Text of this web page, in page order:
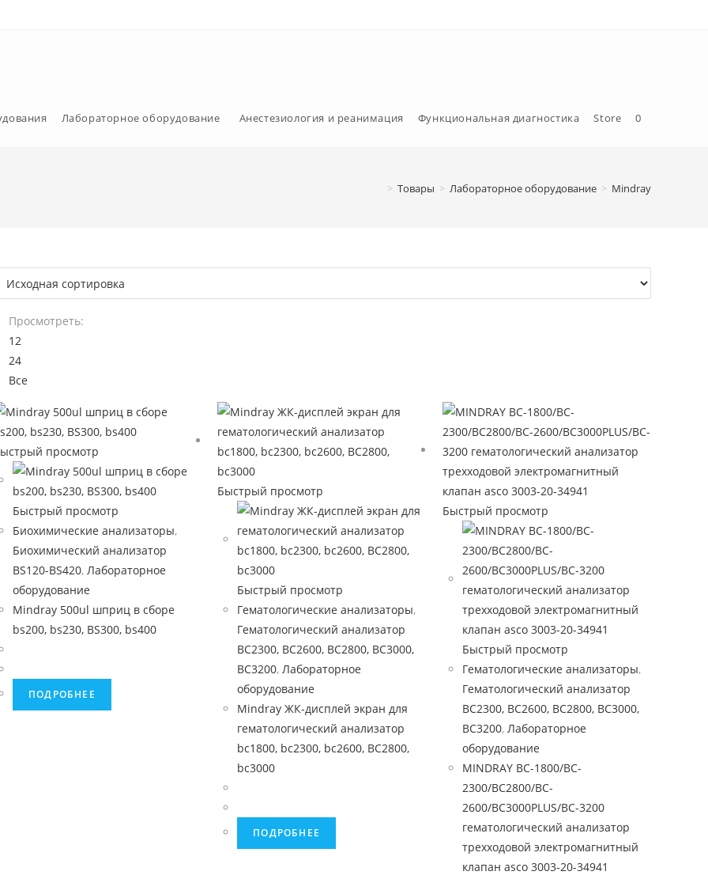
Лабораторное оборудование Анестезиология и реанимация Функциональная диагностика Store 0
> Товары > Лабораторное оборудование > Mindray
Просмотреть:
12
24
Все
просмотр
Быстрый просмотр
Биохимические анализаторы,
Биохимический анализатор
BS120-BS420, Лабораторное
оборудование
Mindray 500ul шприц в сборе
bs200, bs230, BS300, bs400
ПОДРОБНЕЕ
Быстрый просмотр
Быстрый просмотр
Гематологические анализаторы,
Гематологический анализатор
BC2300, BC2600, BC2800, BC3000,
BC3200,Лабораторное
оборудование
Mindray ЖК-дисплей экран для
гематологический анализатор
bc1800, bc2300, bc2600, BC2800,
bc3000
ПОДРОБНЕЕ
Быстрый просмотр
Быстрый просмотр
Гематологические анализаторы,
Гематологический анализатор
BC2300, BC2600, BC2800, BC3000,
BC3200, Лабораторное
оборудование
MINDRAY BC-1800/BC-
2300/BC2800/BC-
2600/BC3000PLUS/BC-3200
гематологический анализатор
трехходовой электромагнитный
клапан asco 3003-20-34941